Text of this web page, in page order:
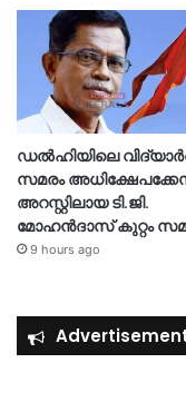
ഡൽഹിയിലെ
സമരം
അറസ്റ്റിലായ ടി.ജി.
മോഹൻദാസ് കുറ്റം
9 hours ago